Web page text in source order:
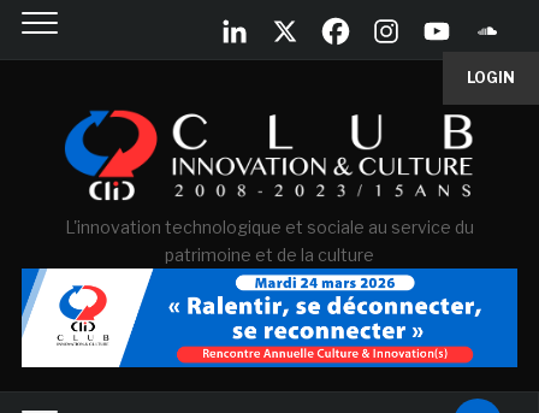
LOGIN
L'innovation technologique et sociale au service du
patrimoine et de la culture